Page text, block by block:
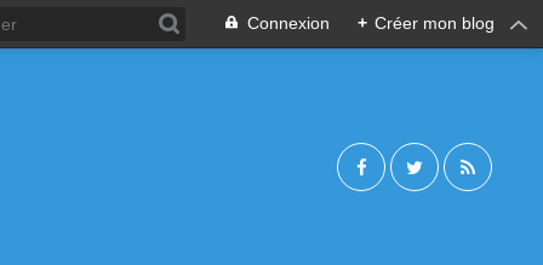
Connexion + Créer mon blog